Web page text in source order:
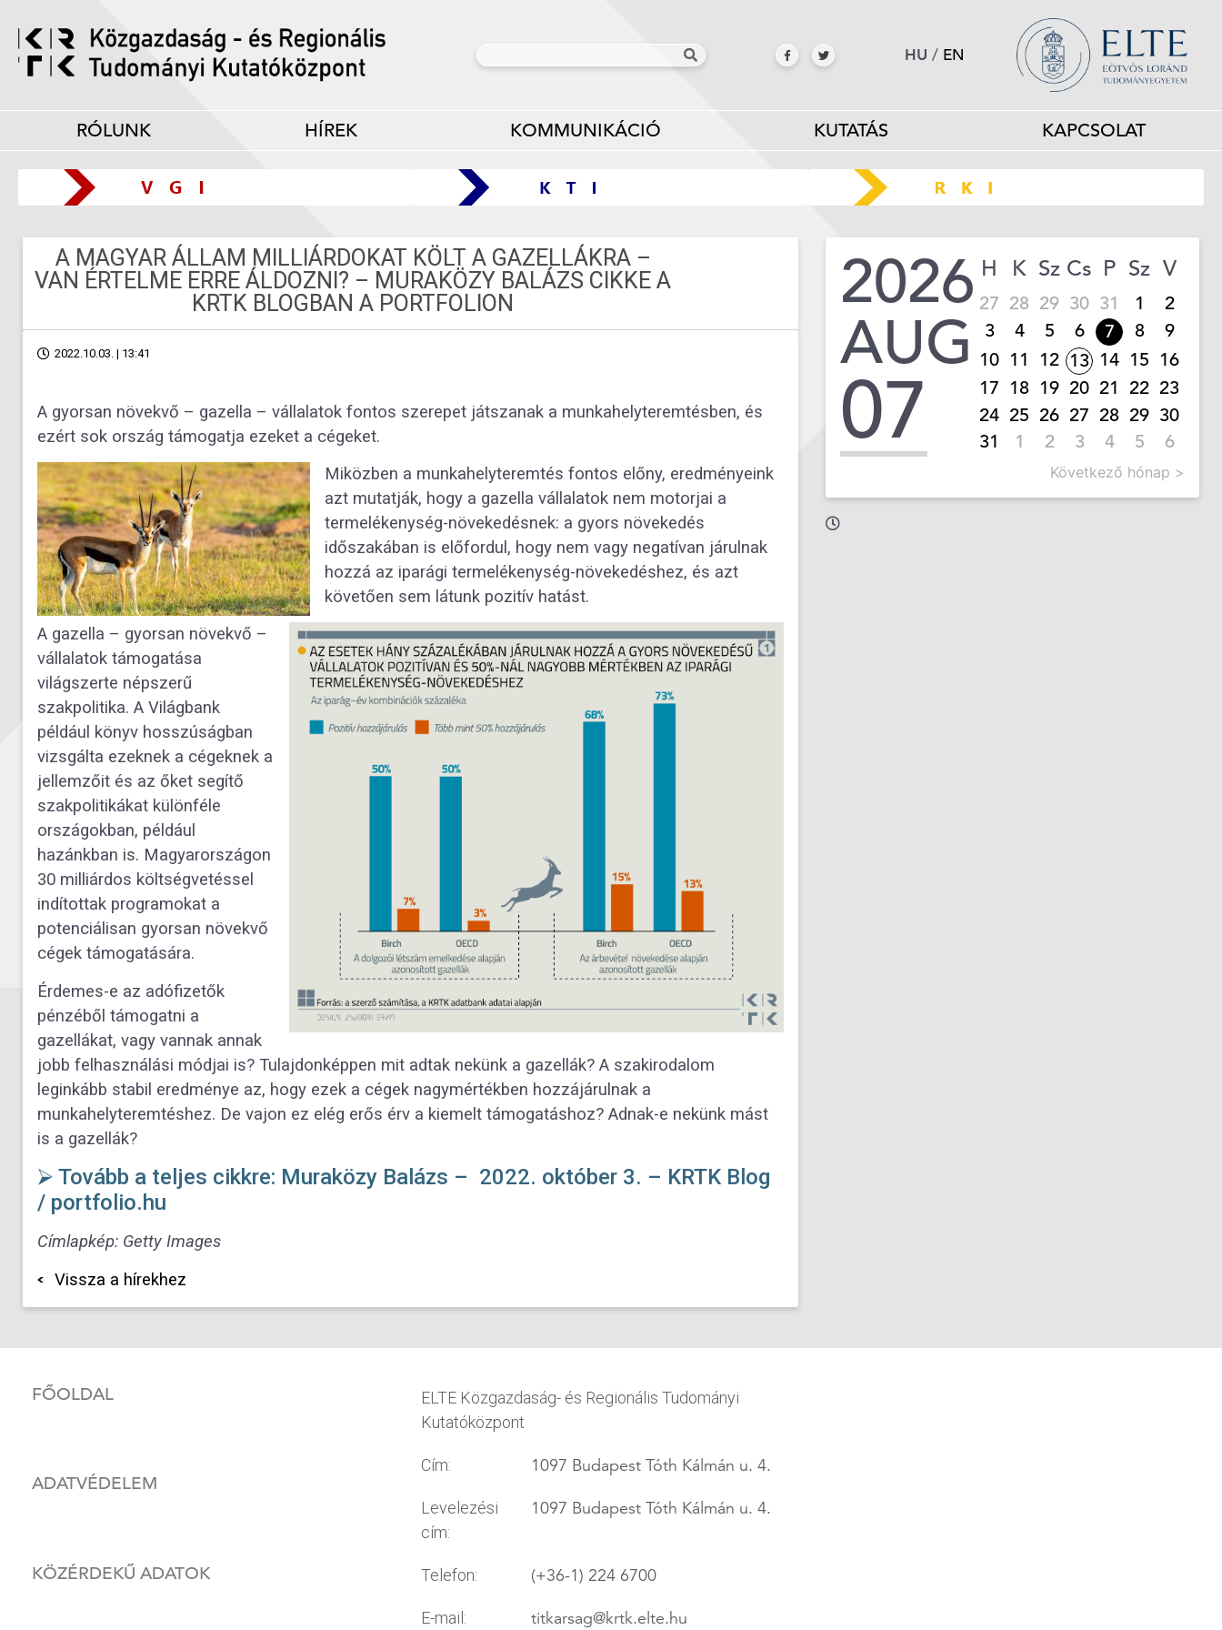
HU / EN
RÓLUNK HÍREK KOMMUNIKÁCIÓ KUTATÁS KAPCSOLAT
A MAGYAR ÁLLAM MILLIÁRDOKAT KÖLT A GAZELLÁKRA –
VAN ÉRTELME ERRE ÁLDOZNI? – MURAKÖZY BALÁZS CIKKE A
KRTK BLOGBAN A PORTFOLION
2022.10.03. | 13:41
A gyorsan növekvő – gazella – vállalatok fontos szerepet játszanak a munkahelyteremtésben, és
ezért sok ország támogatja ezeket a cégeket.
Miközben a munkahelyteremtés fontos előny, eredményeink
azt mutatják, hogy a gazella vállalatok nem motorjai a
termelékenység-növekedésnek: a gyors növekedés
időszakában is előfordul, hogy nem vagy negatívan járulnak
hozzá az iparági termelékenység-növekedéshez, és azt
követően sem látunk pozitív hatást.
A gazella – gyorsan növekvő –
vállalatok támogatása
világszerte népszerű
szakpolitika. A Világbank
például könyv hosszúságban
vizsgálta ezeknek a cégeknek a
jellemzőit és az őket segítő
szakpolitikákat különféle
országokban, például
hazánkban is. Magyarországon
30 milliárdos költségvetéssel
indítottak programokat a
potenciálisan gyorsan növekvő
cégek támogatására.
Érdemes-e az adófizetők
pénzéből támogatni a
gazellákat, vagy vannak annak
jobb felhasználási módjai is? Tulajdonképpen mit adtak nekünk a gazellák? A szakirodalom
leginkább stabil eredménye az, hogy ezek a cégek nagymértékben hozzájárulnak a
munkahelyteremtéshez. De vajon ez elég erős érv a kiemelt támogatáshoz? Adnak-e nekünk mást
is a gazellák?
⮚ Tovább a teljes cikkre: Muraközy Balázs – 2022. október 3. – KRTK Blog
/ portfolio.hu
Címlapkép: Getty Images
Vissza a hírekhez
2026
AUG
07
H K Sz Cs P Sz V
27 28 29 30 31 1
2
3
4 5 6 7 8
9
10 11 12 13 14 15 16
17 18 19 20 21 22 23
24 25 26 27 28 29 30
31
1 2 3 4 5 6
Következő hónap >
FŐOLDAL
ADATVÉDELEM
KÖZÉRDEKŰ ADATOK
ELTE Közgazdaság- és Regionális Tudományi
Kutatóközpont
Cím: 1097 Budapest Tóth Kálmán u. 4.
Levelezési
cím:
1097 Budapest Tóth Kálmán u. 4.
Telefon: (+36-1) 224 6700
E-mail: titkarsag@krtk.elte.hu